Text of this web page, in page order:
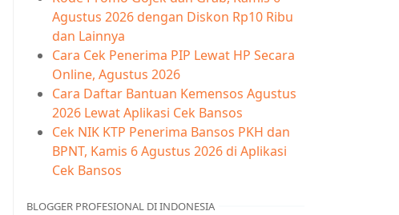
Agustus 2026 dengan Diskon Rp10 Ribu
dan Lainnya
Cara Cek Penerima PIP Lewat HP Secara
Online, Agustus 2026
Cara Daftar Bantuan Kemensos Agustus
2026 Lewat Aplikasi Cek Bansos
Cek NIK KTP Penerima Bansos PKH dan
BPNT, Kamis 6 Agustus 2026 di Aplikasi
Cek Bansos
BLOGGER PROFESIONAL DI INDONESIA